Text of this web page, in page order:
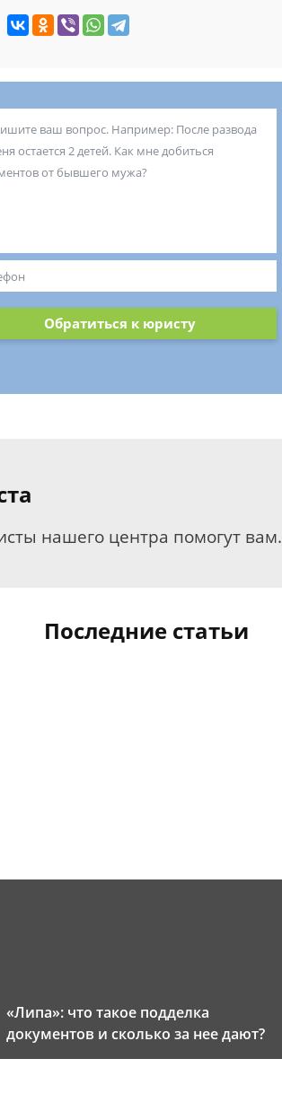
Обратиться к юристу
нашего центра помогут вам.
Последние статьи
«Липа»: что такое подделка
документов и сколько за нее дают?